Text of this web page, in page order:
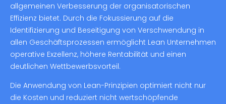
allgemeinen Verbesserung der organisatorischen
Effizienz bietet. Durch die Fokussierung auf die
Identifizierung und Beseitigung von Verschwendung in
allen Geschäftsprozessen ermöglicht Lean Unternehmen
operative Exzellenz, höhere Rentabilität und einen
deutlichen Wettbewerbsvorteil.
Die Anwendung von Lean-Prinzipien optimiert nicht nur
die Kosten und reduziert nicht wertschöpfende